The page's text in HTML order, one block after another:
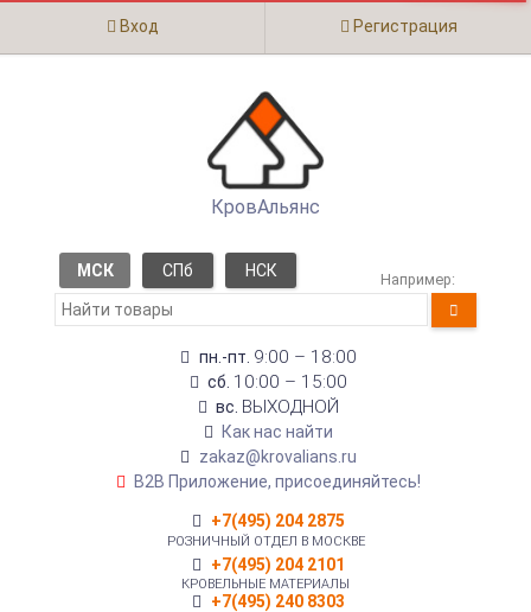
Вход Регистрация
КровАльянс
МСК СПб НСК Например:
пн.-пт. 9:00 – 18:00
сб. 10:00 – 15:00
вс. ВЫХОДНОЙ
Как нас найти
zakaz@krovalians.ru
B2B Приложение, присоединяйтесь!
+7(495) 204 2875
РОЗНИЧНЫЙ ОТДЕЛ В МОСКВЕ
+7(495) 204 2101
КРОВЕЛЬНЫЕ МАТЕРИАЛЫ
+7(495) 240 8303